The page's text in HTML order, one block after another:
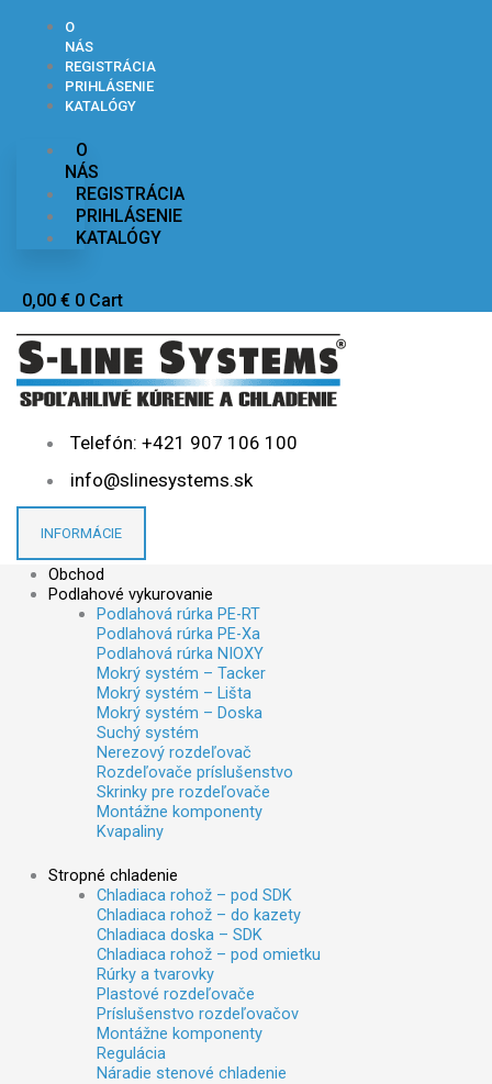
O
NÁS
REGISTRÁCIA
PRIHLÁSENIE
KATALÓGY
O
NÁS
REGISTRÁCIA
PRIHLÁSENIE
KATALÓGY
0,00 € 0 Cart
Telefón: +421 907 106 100
info@slinesystems.sk
INFORMÁCIE
Obchod
Podlahové vykurovanie
Podlahová rúrka PE-RT
Podlahová rúrka PE-Xa
Podlahová rúrka NIOXY
Mokrý systém – Tacker
Mokrý systém – Lišta
Mokrý systém – Doska
Suchý systém
Nerezový rozdeľovač
Rozdeľovače príslušenstvo
Skrinky pre rozdeľovače
Montážne komponenty
Kvapaliny
Stropné chladenie
Chladiaca rohož – pod SDK
Chladiaca rohož – do kazety
Chladiaca doska – SDK
Chladiaca rohož – pod omietku
Rúrky a tvarovky
Plastové rozdeľovače
Príslušenstvo rozdeľovačov
Montážne komponenty
Regulácia
Náradie stenové chladenie